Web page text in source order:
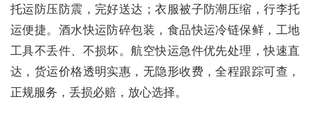
托运防压防震，完好送达；衣服被子防潮压缩，行李托
运便捷。酒水快运防碎包装，食品快运冷链保鲜，工地
工具不丢件、不损坏。航空快运急件优先处理，快速直
达，货运价格透明实惠，无隐形收费，全程跟踪可查，
正规服务，丢损必赔，放心选择。